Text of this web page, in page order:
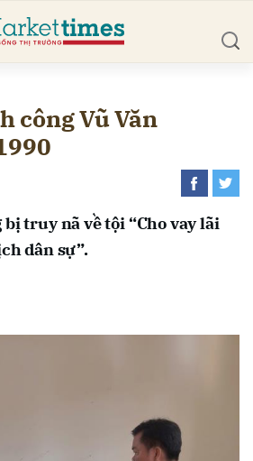
công Vũ Văn
truy nã về tội “Cho vay lãi
dân sự”.